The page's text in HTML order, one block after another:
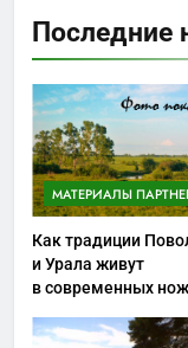
Последние
МАТЕРИАЛЫ
Как традиции
и Урала живут
в современных